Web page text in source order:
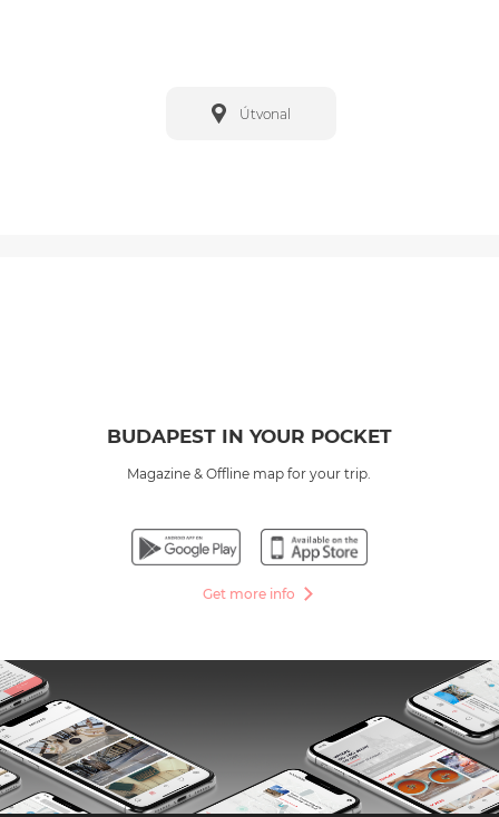
Útvonal
BUDAPEST IN YOUR POCKET
Magazine & Offline map for your trip.
Get more info